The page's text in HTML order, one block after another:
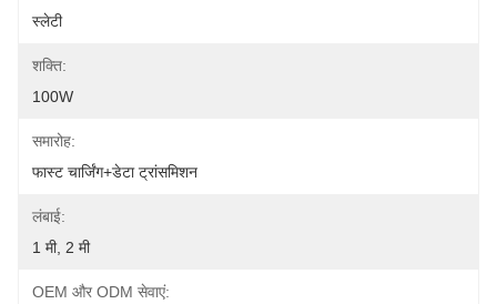
स्लेटी
शक्ति:
100W
समारोह:
फास्ट चार्जिंग+डेटा ट्रांसमिशन
लंबाई:
1 मी, 2 मी
OEM और ODM सेवाएं: